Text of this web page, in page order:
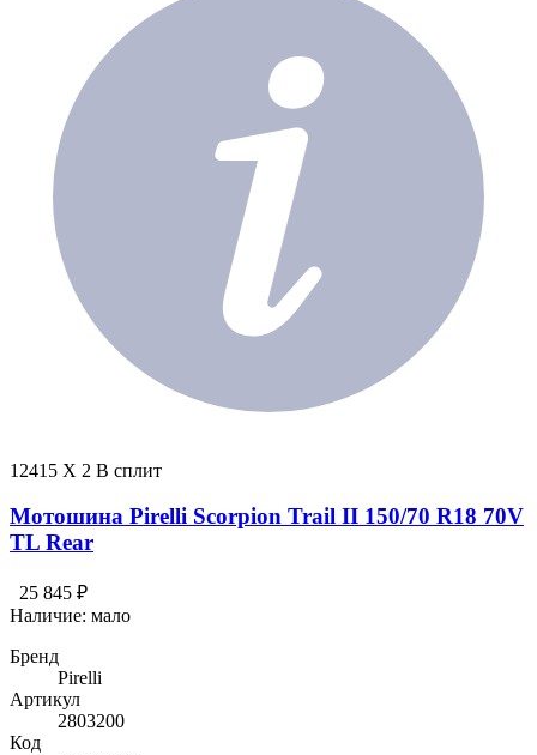
12415 X 2 В сплит
Мотошина Pirelli Scorpion Trail II 150/70 R18 70V
TL Rear
25 845 ₽
Наличие: мало
Бренд
Pirelli
Артикул
2803200
Код